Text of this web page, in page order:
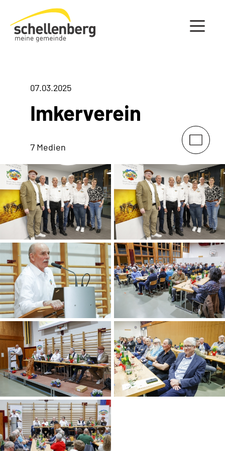
Gemeinde Schellenberg Startseite
07.03.2025
Imkerverein
7 Medien